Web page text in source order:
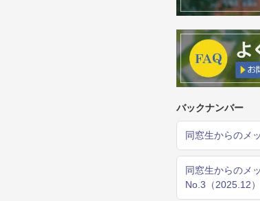
バックナンバー
同窓生からのメ
同窓生からのメ
No.3（2025.12）